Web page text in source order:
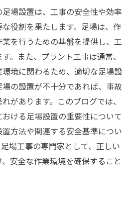
場設置は、工事の安全性や効率
役割を果たします。足場は、作
を行うための基盤を提供し、工
。また、プラント工事は通常、
境に関わるため、適切な足場設
の設置が不十分であれば、事故
があります。このブログでは、
ける足場設置の重要性について
方法や関連する安全基準につい
場工事の専門家として、正しい
安全な作業環境を確保すること